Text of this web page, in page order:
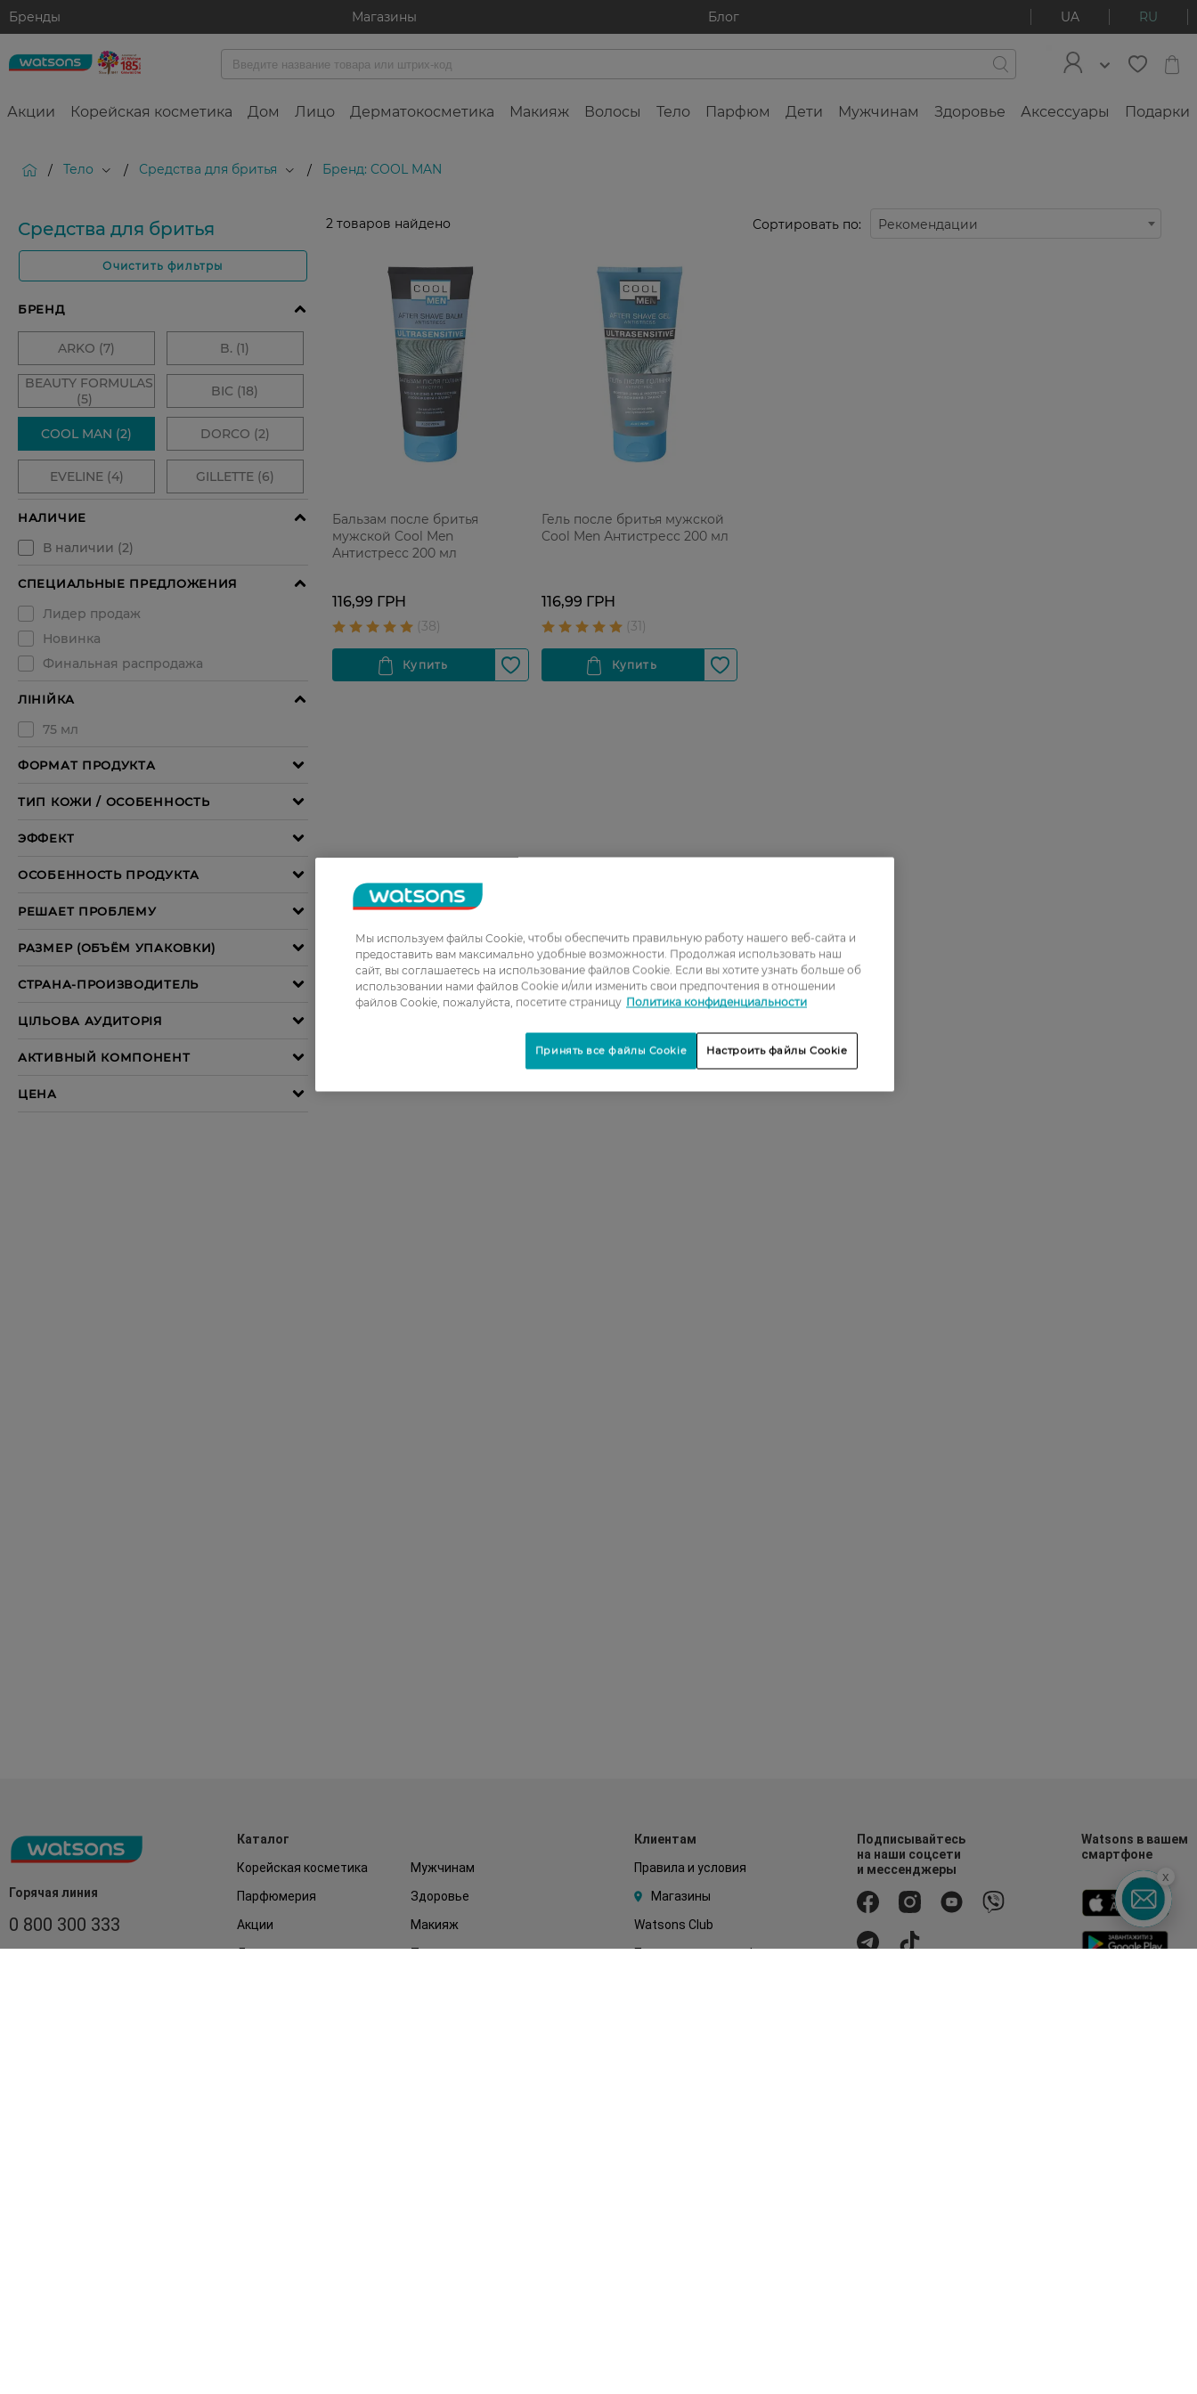
Бренды Магазины Блог UA RU
Акции Корейская косметика Дом Лицо Дерматокосметика Макияж Волосы Тело Парфюм Дети Мужчинам Здоровье Аксессуары Подарки
/ Тело / Средства для бритья / Бренд: COOL MAN
Средства для бритья
Очистить фильтры
2 товаров найдено Сортировать по: Рекомендации
Бальзам после бритья
мужской Cool Men
Антистресс 200 мл
116,99 ГРН
Гель после бритья мужской
Cool Men Антистресс 200 мл
116,99 ГРН
Горячая линия
0 800 300 333
Каталог
Корейская косметика
Мужчинам
Парфюмерия
Здоровье
Акции
Макияж
Лицо
Тело
Клиентам
Правила и условия
Магазины
Watsons Club
Подарочные сертификаты
Подписывайтесь
на наши соцсети
и мессенджеры
Watsons в вашем
смартфоне
x
Мы используем файлы Cookie, чтобы обеспечить правильную работу нашего веб-сайта и
предоставить вам максимально удобные возможности. Продолжая использовать наш
сайт, вы соглашаетесь на использование файлов Cookie. Если вы хотите узнать больше об
использовании нами файлов Cookie и/или изменить свои предпочтения в отношении
файлов Cookie, пожалуйста, посетите страницу Политика конфиденциальности
Настроить файлы Cookie
Принять все файлы Cookie